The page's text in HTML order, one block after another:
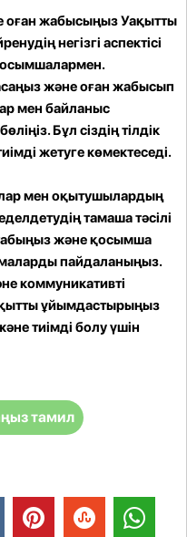
жабысыңыз Уақытты
негізгі аспектісі
және оған жабысып
мен байланыс
Бұл сіздің тілдік
жетуге көмектеседі.
мен оқытушылардың
тамаша тәсілі
және қосымша
пайдаланыңыз.
коммуникативті
ұйымдастырыңыз
тиімді болу үшін
тамил